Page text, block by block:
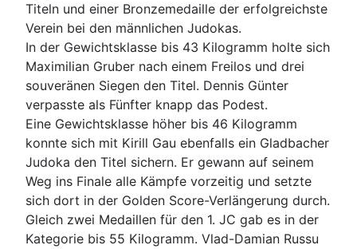
Titeln und einer Bronzemedaille der erfolgreichste
Verein bei den männlichen Judokas.
In der Gewichtsklasse bis 43 Kilogramm holte sich
Maximilian Gruber nach einem Freilos und drei
souveränen Siegen den Titel. Dennis Günter
verpasste als Fünfter knapp das Podest.
Eine Gewichtsklasse höher bis 46 Kilogramm
konnte sich mit Kirill Gau ebenfalls ein Gladbacher
Judoka den Titel sichern. Er gewann auf seinem
Weg ins Finale alle Kämpfe vorzeitig und setzte
sich dort in der Golden Score-Verlängerung durch.
Gleich zwei Medaillen für den 1. JC gab es in der
Kategorie bis 55 Kilogramm. Vlad-Damian Russu